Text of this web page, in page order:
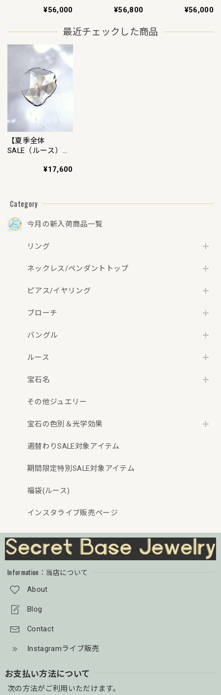
前の水平線》ボル
13.18ct ルース
¥56,000
ートルマリン¥56,800
5.69ct ルース¥56,000
最近チェックした商品
【夏季全体
SALE（ルース）
チェダイヤモン
¥17,600
Category
今月の新入荷商品一覧
リング
ネックレス/ペンダントトップ
ピアス/イヤリング
ブローチ
バングル
ルース
宝石名
その他ジュエリー
宝石の色別＆光学効果
週替わりSALE対象アイテム
期間限定特別SALE対象アイテム
福袋(ルース)
インスタライブ販売ページ
Information：当店について
About
Blog
Contact
Instagramライブ販売
お支払い方法について
次の方法がご利用いただけます。